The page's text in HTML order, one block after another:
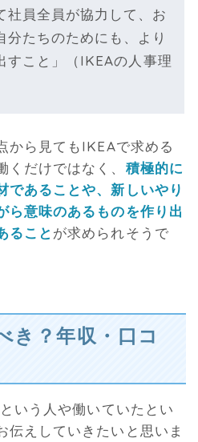
社員全員が協力して、お
分たちのためにも、より
すこと」（IKEAの人事理
から見てもIKEAで求める
くだけではなく、 積極的に
であることや、新しいやり
ら意味のあるものを作り出
ることが求められそうで
き？年収・口コ
いう人や働いていたとい
伝えしていきたいと思いま